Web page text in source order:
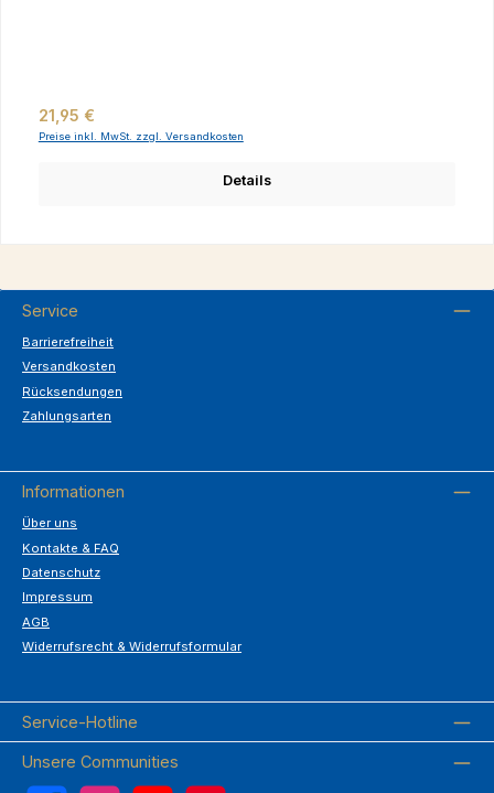
Regulärer Preis:
21,95 €
Preise inkl. MwSt. zzgl. Versandkosten
Details
Service
Barrierefreiheit
Versandkosten
Rücksendungen
Zahlungsarten
Informationen
Über uns
Kontakte & FAQ
Datenschutz
Impressum
AGB
Widerrufsrecht & Widerrufsformular
Service-Hotline
Unsere Communities